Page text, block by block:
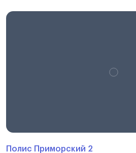
Полис Приморский 2